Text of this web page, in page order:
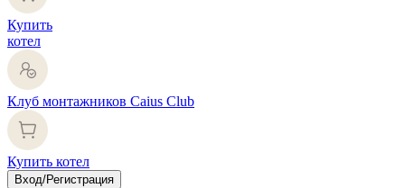
Купить
котел
Клуб монтажников Caius Club
Купить котел
Вход/Регистрация